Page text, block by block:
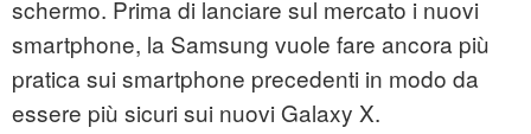
schermo. Prima di lanciare sul mercato i nuovi
smartphone, la Samsung vuole fare ancora più
pratica sui smartphone precedenti in modo da
essere più sicuri sui nuovi Galaxy X.